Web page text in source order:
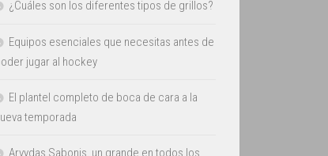
¿Cuáles son los diferentes tipos de grillos?
Equipos esenciales que necesitas antes de
jugar al hockey
El plantel completo de boca de cara a la
temporada
Arvydas Sabonis, un grande en todos los